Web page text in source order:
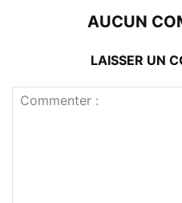
AUCUN
LAISSER UN